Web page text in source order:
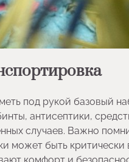
под рукой базовый
антисептики,
случаев. Важно
может быть